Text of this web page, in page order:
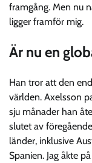
framgång. Men nu
ligger framför mig.
Är nu en
Han tror att den
världen. Axelsson
sju månader han
slutet av
länder, inklusive
Spanien. Jag åkte